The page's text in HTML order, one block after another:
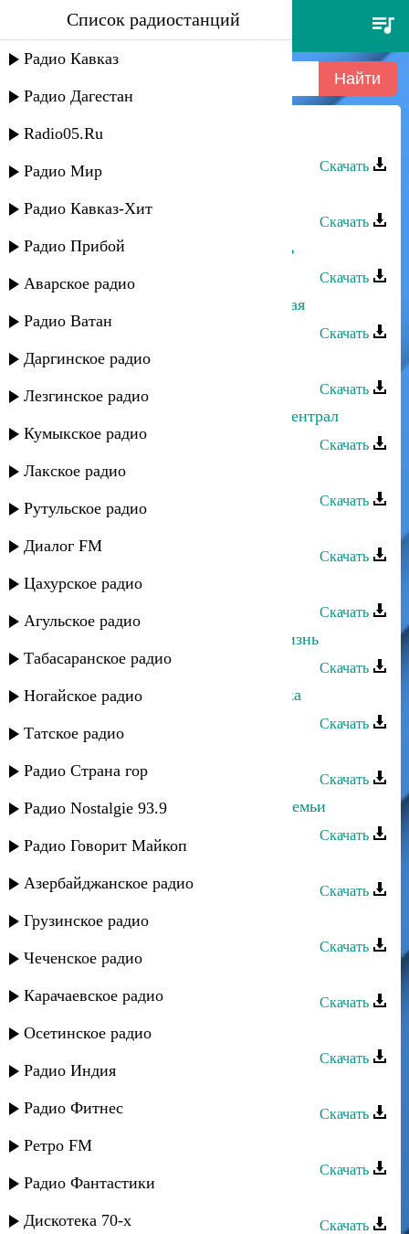
захар рафаилов - долгая ночь
Список радиостанций
Радио Кавказ
Радио Дагестан
Radio05.Ru
Радио Мир
Радио Кавказ-Хит
Радио Прибой
Аварское радио
Радио Ватан
Даргинское радио
Лезгинское радио
Кумыкское радио
Лакское радио
Рутульское радио
Диалог FM
Цахурское радио
Агульское радио
Табасаранское радио
Ногайское радио
Татское радио
Радио Страна гор
Радио Nostalgie 93.9
Радио Говорит Майкоп
Азербайджанское радио
Грузинское радио
Чеченское радио
Карачаевское радио
Осетинское радио
Радио Индия
Радио Фитнес
Ретро FM
Радио Фантастики
Дискотека 70-х
Захар Рафаилов - Долгая ночь
Скачать
Скачать
Захар Рафаилов - Не надо горевать
Скачать
Захар Рафаилов - Инструментальная
Скачать
Захар Рафаилов - Город
Скачать
Захар Рафаилов - Владимирский централ
Скачать
Захар Рафаилов - В душе моей
Скачать
Скачать
Захар Рафаилов - Осень
Скачать
Захар Рафаилов - Я люблю тебя жизнь
Скачать
Захар Рафаилов - Поцелуй лепестка
Скачать
Скачать
Захар Рафаилов - День рождение семьи
Скачать
Скачать
Захар Рафаилов - Свадьба
Скачать
Скачать
Захар Рафаилов - Свидание
Скачать
Скачать
Захар Рафаилов - Дагестан
Скачать
Захар Рафаилов - Къуншидин руш
Скачать